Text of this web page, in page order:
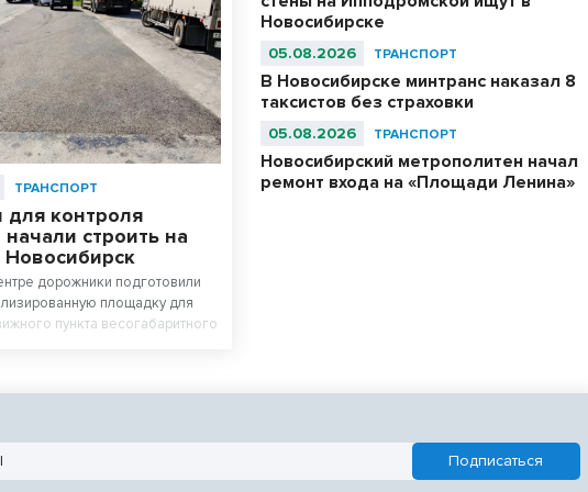
ТРАНСПОРТ
контроля
начали строить на
Новосибирск
дорожники подготовили
площадку для
пункта весогабаритного
Новосибирске
05.08.2026 ТРАНСПОРТ
В Новосибирске минтранс наказал 8
таксистов без страховки
05.08.2026 ТРАНСПОРТ
Новосибирский метрополитен начал
ремонт входа на «Площади Ленина»